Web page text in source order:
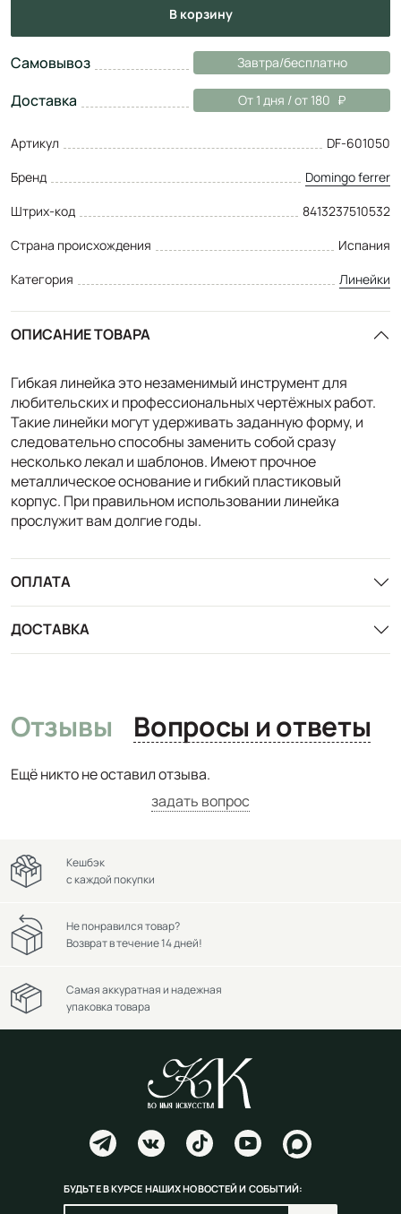
в корзину
Самовывоз Завтра/бесплатно
Доставка От 1 дня / от 180
Артикул
DF-601050
Бренд
Domingo ferrer
Штрих-код
8413237510532
Страна происхождения
Испания
Категория
Линейки
ОПИСАНИЕ ТОВАРА
Гибкая линейка это незаменимый инструмент для
любительских и профессиональных чертёжных работ.
Такие линейки могут удерживать заданную форму, и
следовательно способны заменить собой сразу
несколько лекал и шаблонов. Имеют прочное
металлическое основание и гибкий пластиковый
корпус. При правильном использовании линейка
прослужит вам долгие годы.
ОПЛАТА
ДОСТАВКА
Отзывы Вопросы и ответы
Ещё никто не оставил отзыва.
задать вопрос
Кешбэк
с каждой покупки
Не понравился товар?
Возврат в течение 14 дней!
Самая аккуратная и надежная
упаковка товара
БУДЬТЕ В КУРСЕ НАШИХ НОВОСТЕЙ И СОБЫТИЙ: